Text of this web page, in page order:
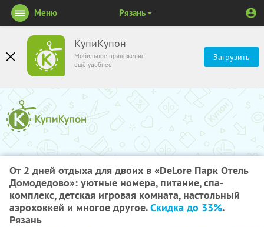
КупиКупон
Мобильное приложение
ещё удобнее
Загрузить
Меню Рязань
От 2 дней отдыха для двоих в «DeLore Парк Отель
Домодедово»: уютные номера, питание, спа-
комплекс, детская игровая комната, настольный
аэрохоккей и многое другое.Скидка до 33%.
Рязань